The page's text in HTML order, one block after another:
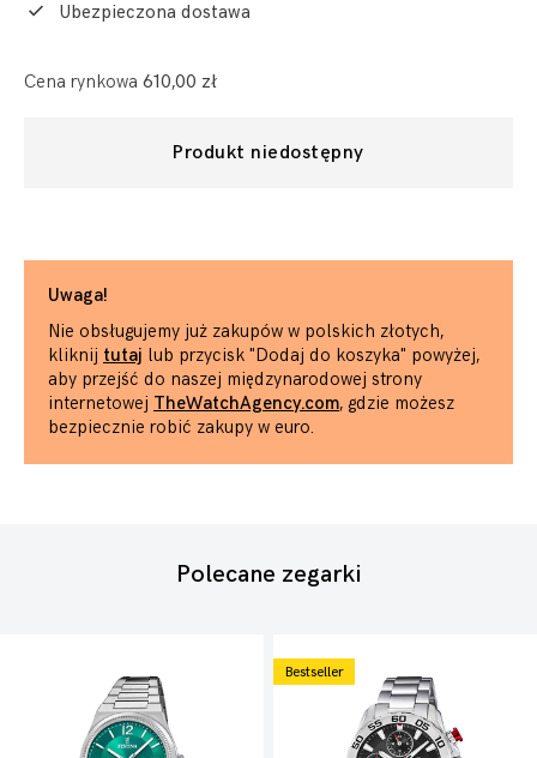
Ubezpieczona dostawa
Cena rynkowa 610,00 zł
Produkt niedostępny
Uwaga!
Nie obsługujemy już zakupów w polskich złotych,
kliknij tutaj lub przycisk "Dodaj do koszyka" powyżej,
aby przejść do naszej międzynarodowej strony
internetowej TheWatchAgency.com, gdzie możesz
bezpiecznie robić zakupy w euro.
Polecane zegarki
Bestseller